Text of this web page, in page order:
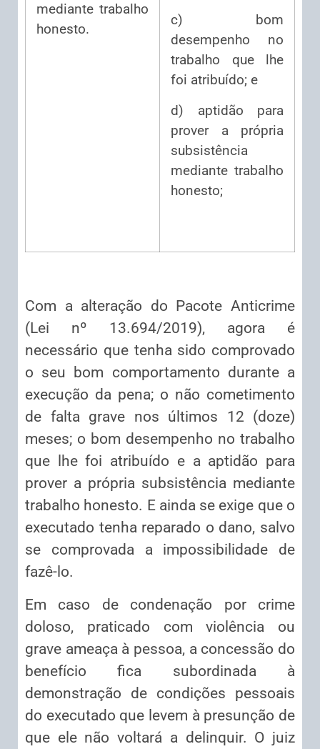
mediante trabalho
honesto.
c) bom
desempenho no
trabalho que lhe
foi atribuído; e
d) aptidão para
prover a própria
subsistência
mediante trabalho
honesto;
Com a alteração do Pacote Anticrime
(Lei nº 13.694/2019), agora é
necessário que tenha sido comprovado
o seu bom comportamento durante a
execução da pena; o não cometimento
de falta grave nos últimos 12 (doze)
meses; o bom desempenho no trabalho
que lhe foi atribuído e a aptidão para
prover a própria subsistência mediante
trabalho honesto. E ainda se exige que o
executado tenha reparado o dano, salvo
se comprovada a impossibilidade de
fazê-lo.
Em caso de condenação por crime
doloso, praticado com violência ou
grave ameaça à pessoa, a concessão do
benefício fica subordinada à
demonstração de condições pessoais
do executado que levem à presunção de
que ele não voltará a delinquir. O juiz